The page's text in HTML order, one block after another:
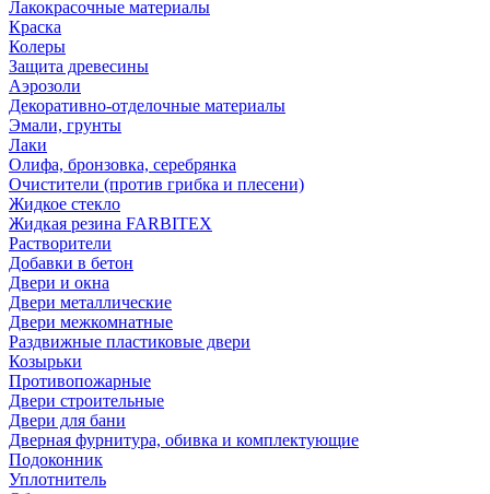
Лакокрасочные материалы
Краска
Колеры
Защита древесины
Аэрозоли
Декоративно-отделочные материалы
Эмали, грунты
Лаки
Олифа, бронзовка, серебрянка
Очистители (против грибка и плесени)
Жидкое стекло
Жидкая резина FARBITEX
Растворители
Добавки в бетон
Двери и окна
Двери металлические
Двери межкомнатные
Раздвижные пластиковые двери
Козырьки
Противопожарные
Двери строительные
Двери для бани
Дверная фурнитура, обивка и комплектующие
Подоконник
Уплотнитель